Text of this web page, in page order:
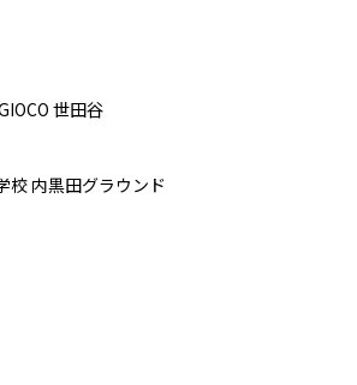
世田谷
校 内黒田グラウンド